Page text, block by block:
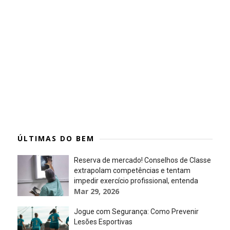
ÚLTIMAS DO BEM
Reserva de mercado! Conselhos de Classe
extrapolam competências e tentam
impedir exercício profissional, entenda
Mar 29, 2026
Jogue com Segurança: Como Prevenir
Lesões Esportivas